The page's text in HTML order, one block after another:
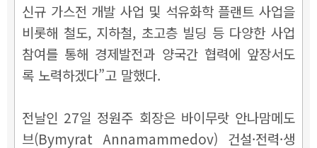
신규 가스전 개발 사업 및 석유화학 플랜트 사업을
비롯해 철도, 지하철, 초고층 빌딩 등 다양한 사업
참여를 통해 경제발전과 양국간 협력에 앞장서도
록 노력하겠다”고 말했다.
전날인 27일 정원주 회장은 바이무랏 안나맘메도
브(Bymyrat Annamammedov) 건설·전력·생